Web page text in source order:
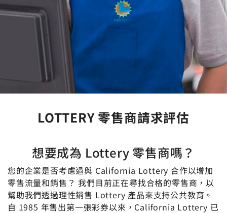
LOTTERY 零售商請求評估
想要成為 Lottery 零售商嗎？
您的企業是否考慮過與 California Lottery 合作以增加
零售流量和銷售？ 我們目前正在尋找合格的零售商，以
幫助我們透過理性銷售 Lottery 產品來支持公共教育。
自 1985 年售出第一張彩券以來，California Lottery 已